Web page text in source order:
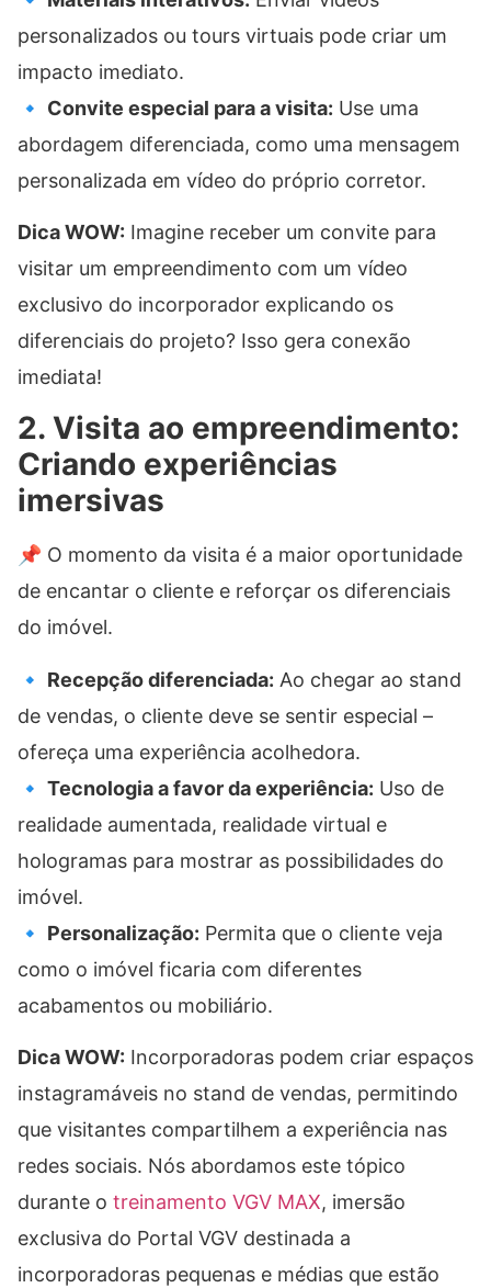
personalizados ou tours virtuais pode criar um
impacto imediato.
🔹 Convite especial para a visita: Use uma
abordagem diferenciada, como uma mensagem
personalizada em vídeo do próprio corretor.
Dica WOW: Imagine receber um convite para
visitar um empreendimento com um vídeo
exclusivo do incorporador explicando os
diferenciais do projeto? Isso gera conexão
imediata!
2. Visita ao empreendimento:
Criando experiências
imersivas
📌 O momento da visita é a maior oportunidade
de encantar o cliente e reforçar os diferenciais
do imóvel.
🔹 Recepção diferenciada: Ao chegar ao stand
de vendas, o cliente deve se sentir especial –
ofereça uma experiência acolhedora.
🔹 Tecnologia a favor da experiência: Uso de
realidade aumentada, realidade virtual e
hologramas para mostrar as possibilidades do
imóvel.
🔹 Personalização: Permita que o cliente veja
como o imóvel ficaria com diferentes
acabamentos ou mobiliário.
Dica WOW: Incorporadoras podem criar espaços
instagramáveis no stand de vendas, permitindo
que visitantes compartilhem a experiência nas
redes sociais. Nós abordamos este tópico
durante o treinamento VGV MAX, imersão
exclusiva do Portal VGV destinada a
incorporadoras pequenas e médias que estão